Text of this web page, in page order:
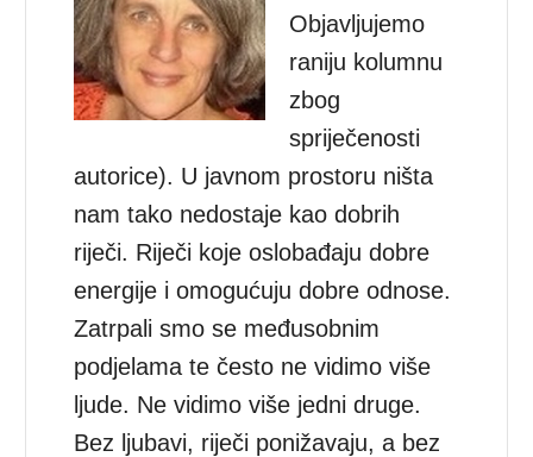
Objavljujemo
raniju kolumnu
zbog
spriječenosti
autorice). U javnom prostoru ništa
nam tako nedostaje kao dobrih
riječi. Riječi koje oslobađaju dobre
energije i omogućuju dobre odnose.
Zatrpali smo se međusobnim
podjelama te često ne vidimo više
ljude. Ne vidimo više jedni druge.
Bez ljubavi, riječi ponižavaju, a bez